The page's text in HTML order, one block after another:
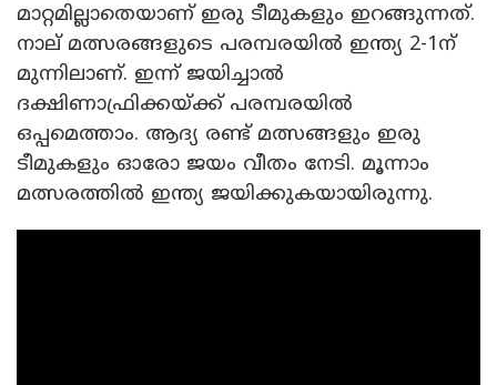
മാറ്റമില്ലാതെയാണ് ഇരു ടീമുകളും ഇറങ്ങുന്നത്.
നാല് മത്സരങ്ങളുടെ പരമ്പരയിൽ ഇന്ത്യ 2-1ന്
മുന്നിലാണ്. ഇന്ന് ജയിച്ചാൽ
ദക്ഷിണാഫ്രിക്കയ്ക്ക് പരമ്പരയിൽ
ഒപ്പമെത്താം. ആദ്യ രണ്ട് മത്സങ്ങളും ഇരു
ടീമുകളും ഓരോ ജയം വീതം നേടി. മൂന്നാം
മത്സരത്തിൽ ഇന്ത്യ ജയിക്കുകയായിരുന്നു.